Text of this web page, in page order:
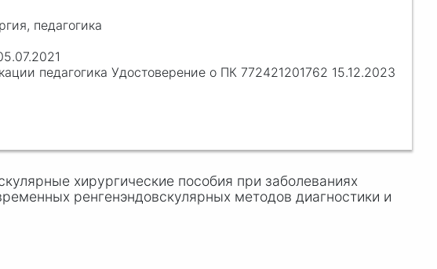
педагогика
педагогика Удостоверение о ПК 772421201762 15.12.2023
хирургические пособия при заболеваниях
ренгенэндовскулярных методов диагностики и